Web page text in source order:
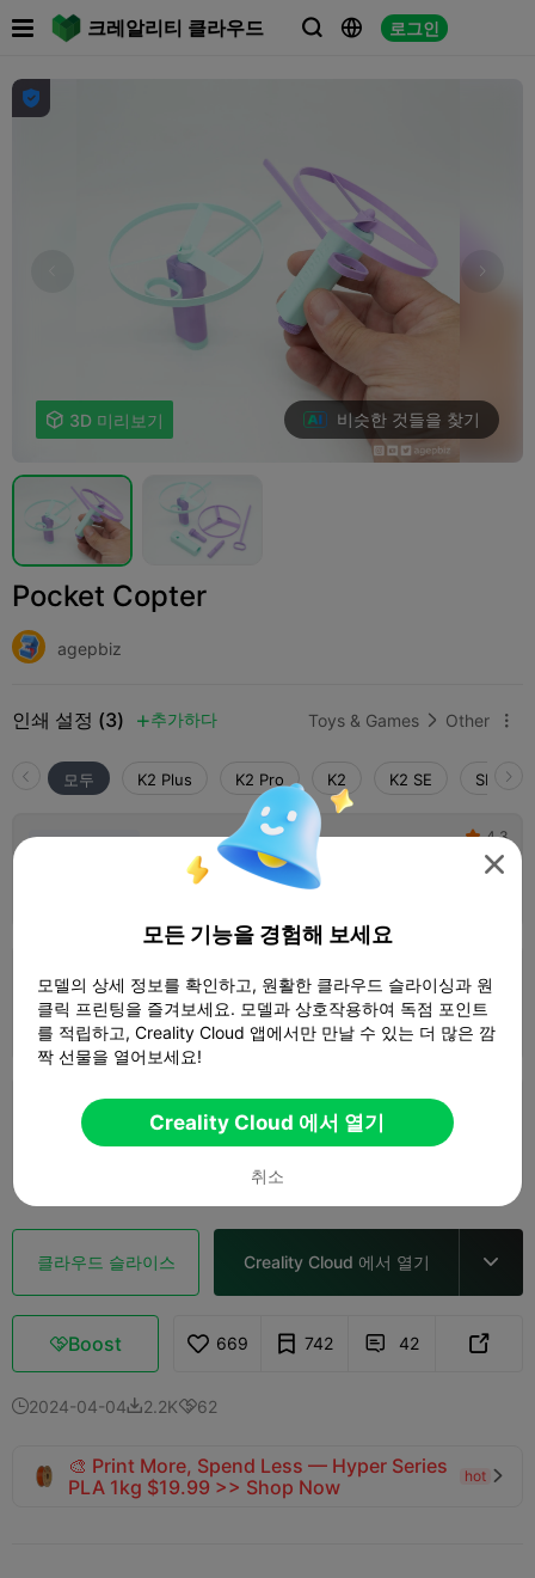
크레알리티 클라우드   로그인

 3D 미리보기 비슷한 것들을 찾기
Pocket Copter
agepbiz
인쇄 설정 (3)  추가하다 Toys & Games  Other 
모두 K2 Plus K2 Pro K2 K2 SE
0.2mm layer, 2 walls, 15% infill
 01h 07m  1 플레이트
 4.3
0.2mm layer, 3 walls, 15% infill
 53m 31s  2 플레이트  27.15g
0.2mm layer, 2 walls, 15% infill
 01h 09m  2 플레이트  17.23g
클라우드 슬라이스 Creality Cloud 에서 열기 
Boost 669 742  42 
2024-04-042.2K62
🎨 Print More, Spend Less — Hyper Series
PLA 1kg $19.99 >> Shop Now
hot 

모든 기능을 경험해 보세요
모델의 상세 정보를 확인하고, 원활한 클라우드 슬라이싱과 원
클릭 프린팅을 즐겨보세요. 모델과 상호작용하여 독점 포인트
를 적립하고, Creality Cloud 앱에서만 만날 수 있는 더 많은 깜
짝 선물을 열어보세요!
Creality Cloud 에서 열기
취소